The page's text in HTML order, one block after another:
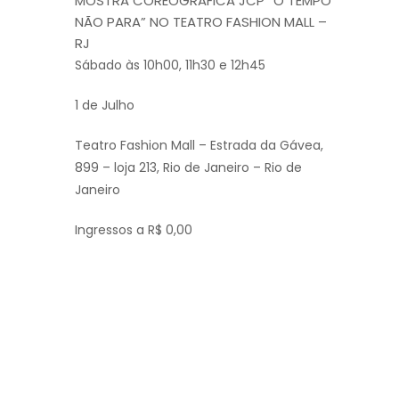
NÃO PARA” NO TEATRO FASHION MALL –
RJ
Sábado às 10h00, 11h30 e 12h45
1 de Julho
Teatro Fashion Mall – Estrada da Gávea,
899 – loja 213, Rio de Janeiro – Rio de
Janeiro
Ingressos a R$ 0,00